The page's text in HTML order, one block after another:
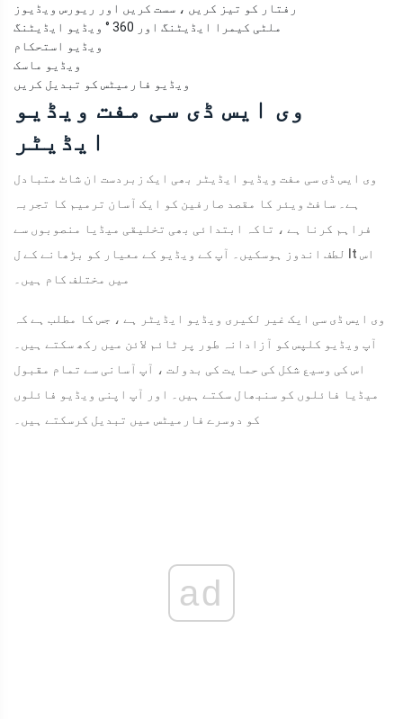
رفتار کو تیز کریں ، سست کریں اور ریورس ویڈیوز
ملٹی کیمرا ایڈیٹنگ اور 360 ° ویڈیو ایڈیٹنگ
ویڈیو استحکام
ویڈیو ماسک
ویڈیو فارمیٹس کو تبدیل کریں
وی ایس ڈی سی مفت ویڈیو
ایڈیٹر
وی ایس ڈی سی مفت ویڈیو ایڈیٹر بھی ایک زبردست ان شاٹ متبادل
ہے۔ سافٹ ویئر کا مقصد صارفین کو ایک آسان ترمیم کا تجربہ
فراہم کرنا ہے ، تاکہ ابتدائی بھی تخلیقی میڈیا منصوبوں سے
لطف اندوز ہوسکیں۔ آپ کے ویڈیو کے معیار کو بڑھانے کے ل It اس
میں مختلف کام ہیں۔
وی ایس ڈی سی ایک غیر لکیری ویڈیو ایڈیٹر ہے ، جس کا مطلب ہے کہ
آپ ویڈیو کلپس کو آزادانہ طور پر ٹائم لائن میں رکھ سکتے ہیں۔
اس کی وسیع شکل کی حمایت کی بدولت ، آپ آسانی سے تمام مقبول
میڈیا فائلوں کو سنبھال سکتے ہیں۔ اور آپ اپنی ویڈیو فائلوں
کو دوسرے فارمیٹس میں تبدیل کرسکتے ہیں۔
ad